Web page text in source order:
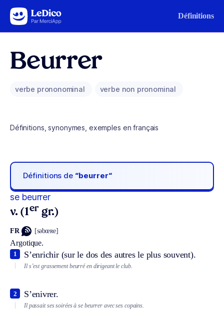
Aller au contenu Définitions
Beurrer
verbe prononominal verbe non pronominal
Définitions, synonymes, exemples en français
Définitions de “beurrer“
se beurrer
v. (1er gr.)
FR [səbœʀe]
Argotique.
S’enrichir (sur le dos des autres le plus souvent).
1
Il s’est grassement beurré en dirigeant le club.
S’enivrer.
2
Il passait ses soirées à se beurrer avec ses copains.